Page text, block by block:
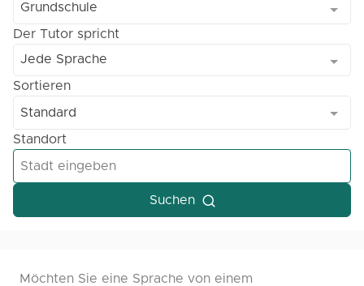
Grundschule
Der Tutor spricht
Jede Sprache
Sortieren
Standard
Standort
Suchen
Möchten Sie eine Sprache von einem